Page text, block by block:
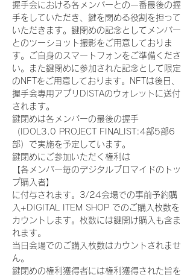
握手会における各メンバーとの一番最後の握
手をしていただき、鍵を閉める役割を担って
いただきます。鍵閉めの記念としてメンバー
とのツーショット撮影をご用意しておりま
す。ご自身のスマートフォンをご準備くださ
い。また鍵閉めに参加された記念として限定
のNFTをご用意しております。NFTは後日、
握手会専用アプリDISTAのウォレットに送付
されます。
鍵閉めは各メンバーの最後の握手
（IDOL3.0 PROJECT FINALIST:4部5部6
部）で実施を予定しています。
鍵閉めにご参加いただく権利は
【各メンバー毎のデジタルブロマイドのトッ
プ購入者】
に付与されます。3/24会場での事前予約購
入+DIGITAL ITEM SHOP でのご購入枚数を
カウントします。枚数には鍵開け購入も含ま
れます。
当日会場でのご購入枚数はカウントされませ
ん。
鍵閉めの権利獲得者には権利獲得された旨を